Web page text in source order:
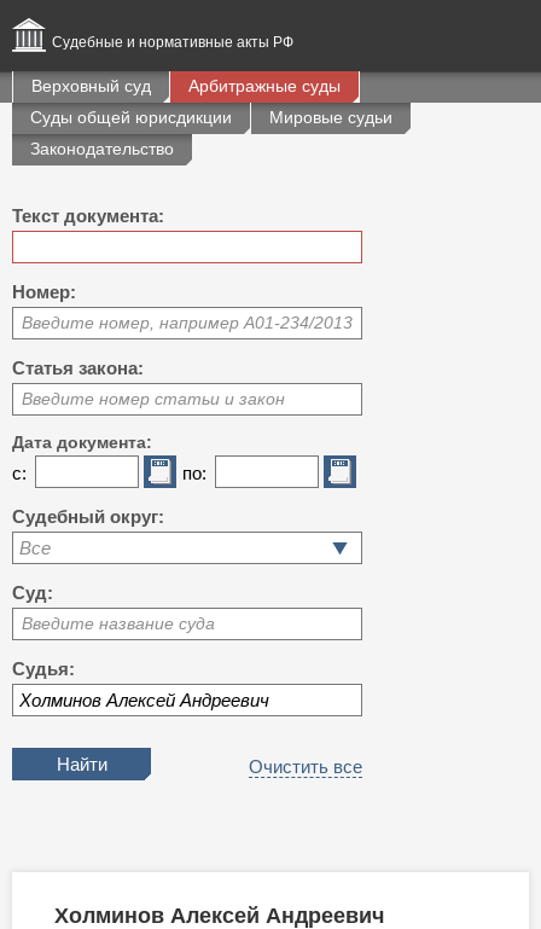
Судебные и нормативные акты РФ
Верховный суд
Арбитражные суды
Суды общей юрисдикции
Мировые судьи
Законодательство
Текст документа:
Номер:
Введите номер, например А01-234/2013
Статья закона:
Введите номер статьи и закон
Дата документа:
с: по:
Судебный округ:
Все
Суд:
Введите название суда
Судья:
Очистить все
Холминов Алексей Андреевич